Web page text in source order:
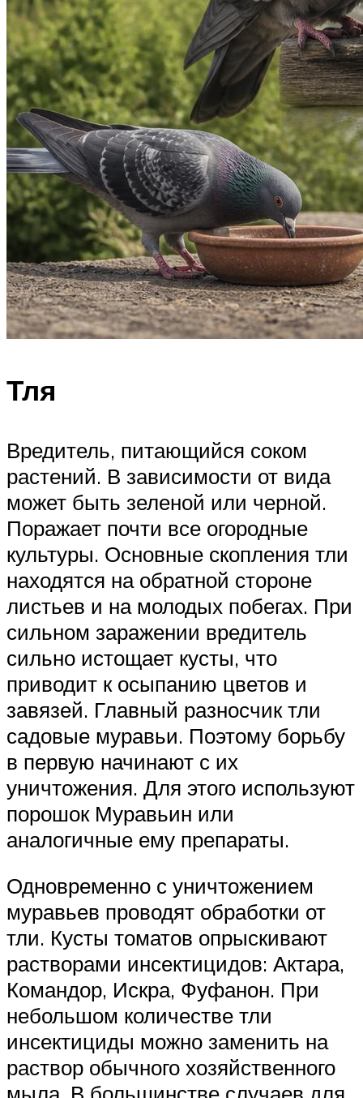
Тля
Вредитель, питающийся соком
растений. В зависимости от вида
может быть зеленой или черной.
Поражает почти все огородные
культуры. Основные скопления тли
находятся на обратной стороне
листьев и на молодых побегах. При
сильном заражении вредитель
сильно истощает кусты, что
приводит к осыпанию цветов и
завязей. Главный разносчик тли
садовые муравьи. Поэтому борьбу
в первую начинают с их
уничтожения. Для этого используют
порошок Муравьин или
аналогичные ему препараты.
Одновременно с уничтожением
муравьев проводят обработки от
тли. Кусты томатов опрыскивают
растворами инсектицидов: Актара,
Командор, Искра, Фуфанон. При
небольшом количестве тли
инсектициды можно заменить на
раствор обычного хозяйственного